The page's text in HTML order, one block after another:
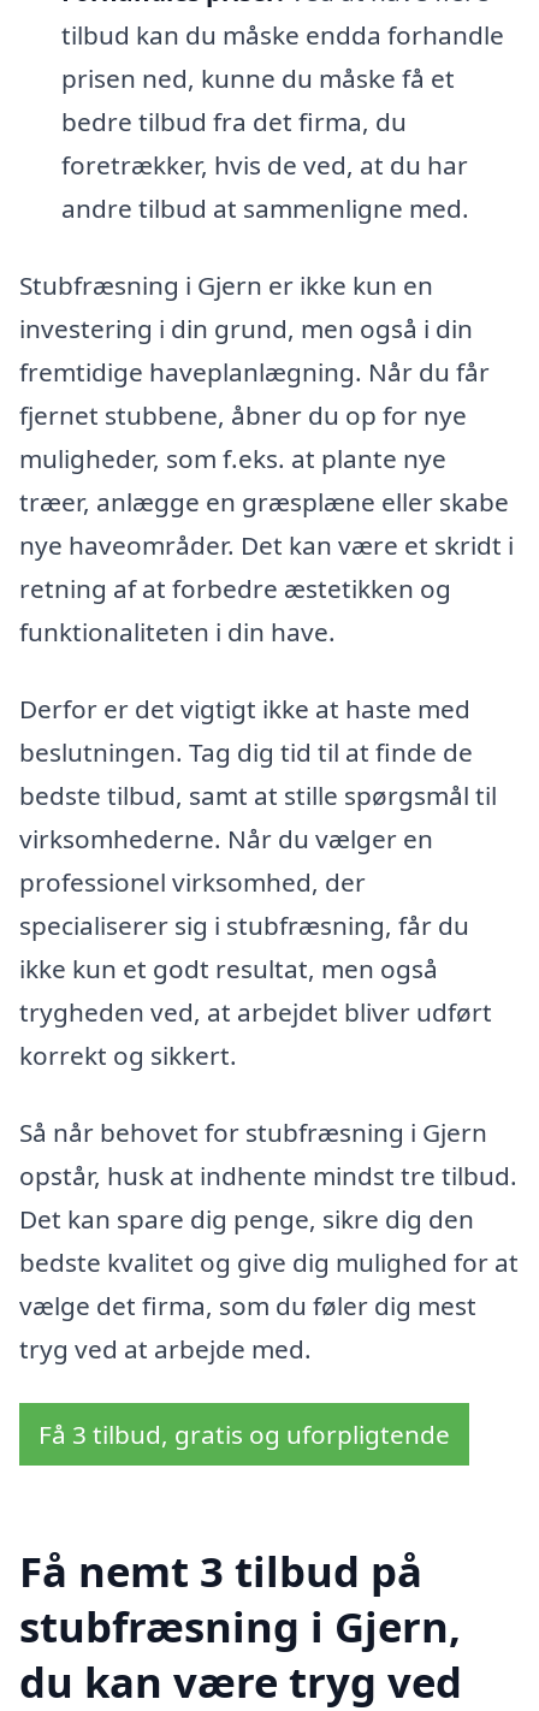
tilbud kan du måske endda forhandle
prisen ned, kunne du måske få et
bedre tilbud fra det firma, du
foretrækker, hvis de ved, at du har
andre tilbud at sammenligne med.
Stubfræsning i Gjern er ikke kun en
investering i din grund, men også i din
fremtidige haveplanlægning. Når du får
fjernet stubbene, åbner du op for nye
muligheder, som f.eks. at plante nye
træer, anlægge en græsplæne eller skabe
nye haveområder. Det kan være et skridt i
retning af at forbedre æstetikken og
funktionaliteten i din have.
Derfor er det vigtigt ikke at haste med
beslutningen. Tag dig tid til at finde de
bedste tilbud, samt at stille spørgsmål til
virksomhederne. Når du vælger en
professionel virksomhed, der
specialiserer sig i stubfræsning, får du
ikke kun et godt resultat, men også
trygheden ved, at arbejdet bliver udført
korrekt og sikkert.
Så når behovet for stubfræsning i Gjern
opstår, husk at indhente mindst tre tilbud.
Det kan spare dig penge, sikre dig den
bedste kvalitet og give dig mulighed for at
vælge det firma, som du føler dig mest
tryg ved at arbejde med.
Få 3 tilbud, gratis og uforpligtende
Få nemt 3 tilbud på
stubfræsning i Gjern,
du kan være tryg ved